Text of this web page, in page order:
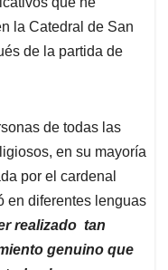
la Catedral de San
de la partida de
de todas las
en su mayoría
por el cardenal
en diferentes lenguas
realizado tan
genuino que